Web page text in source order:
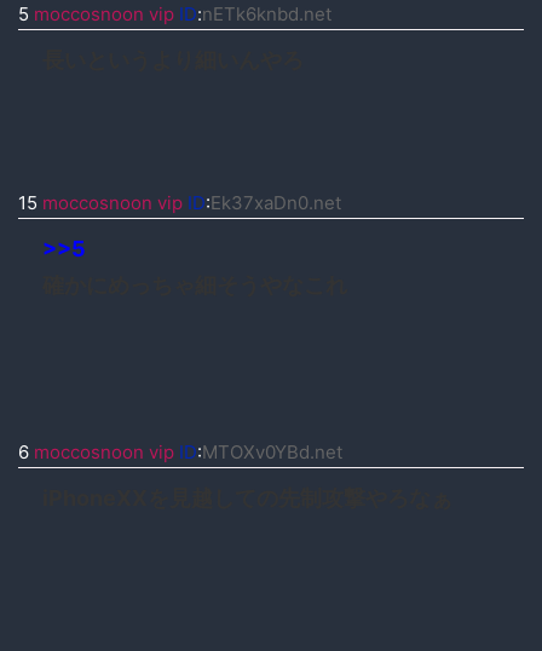
5 moccosnoon vip ID:nETk6knbd.net
15 moccosnoon vip ID:Ek37xaDn0.net
>>5
6 moccosnoon vip ID:MTOXv0YBd.net